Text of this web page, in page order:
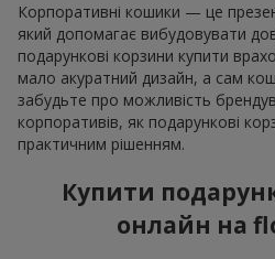
Корпоративні кошики — це
який допомагає вибудовувати
подарункові корзини купити
мало акуратний дизайн, а сам
забудьте про можливість
корпоративів, як подарункові
практичним рішенням.
Купити
онлайн на